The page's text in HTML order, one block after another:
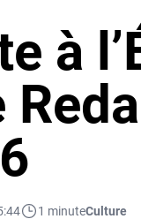
à
1 minuteCulture